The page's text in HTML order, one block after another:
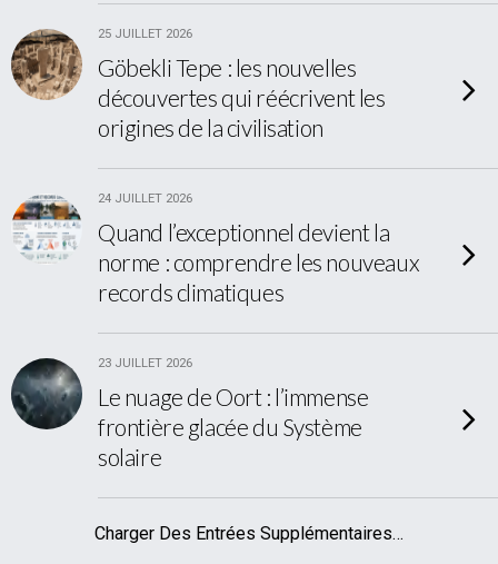
25 JUILLET 2026
Göbekli Tepe : les nouvelles
découvertes qui réécrivent les
origines de la civilisation
24 JUILLET 2026
Quand l’exceptionnel devient la
norme : comprendre les nouveaux
records climatiques
23 JUILLET 2026
Le nuage de Oort : l’immense
frontière glacée du Système
solaire
Charger Des Entrées Supplémentaires…